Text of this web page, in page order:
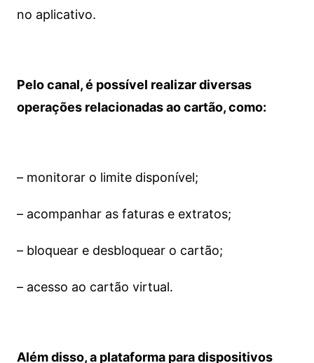
no aplicativo.
Pelo canal, é possível realizar diversas
operações relacionadas ao cartão, como:
– monitorar o limite disponível;
– acompanhar as faturas e extratos;
– bloquear e desbloquear o cartão;
– acesso ao cartão virtual.
Além disso, a plataforma para dispositivos